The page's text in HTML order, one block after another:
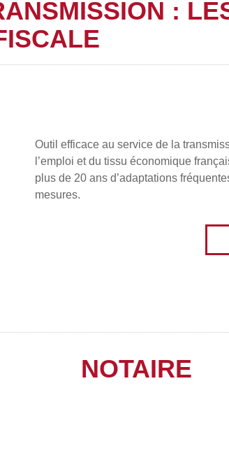
:
Outil efficace au service de la
l’emploi et du tissu économique
plus de 20 ans d’adaptations
mesures.
NOTAIRE